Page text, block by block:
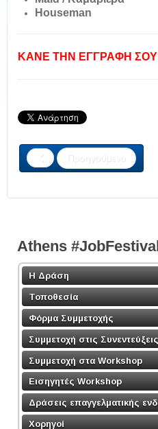
Houseman
ΚΑΝΕ ΤΗΝ ΕΓΓΡΑΦΗ
Προηγούμενο
Athens
Η Δράση
Τοποθεσία
Φόρμα Συμμετοχής
Συμμετοχή στις Συνεντεύξεις
Συμμετοχή στα Workshop
Εισηγητές Workshop
Δράσεις επαγγελματικής
Χορηγοί